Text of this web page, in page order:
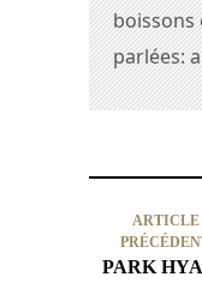
boissons
parlées:
ARTICLE
PARK